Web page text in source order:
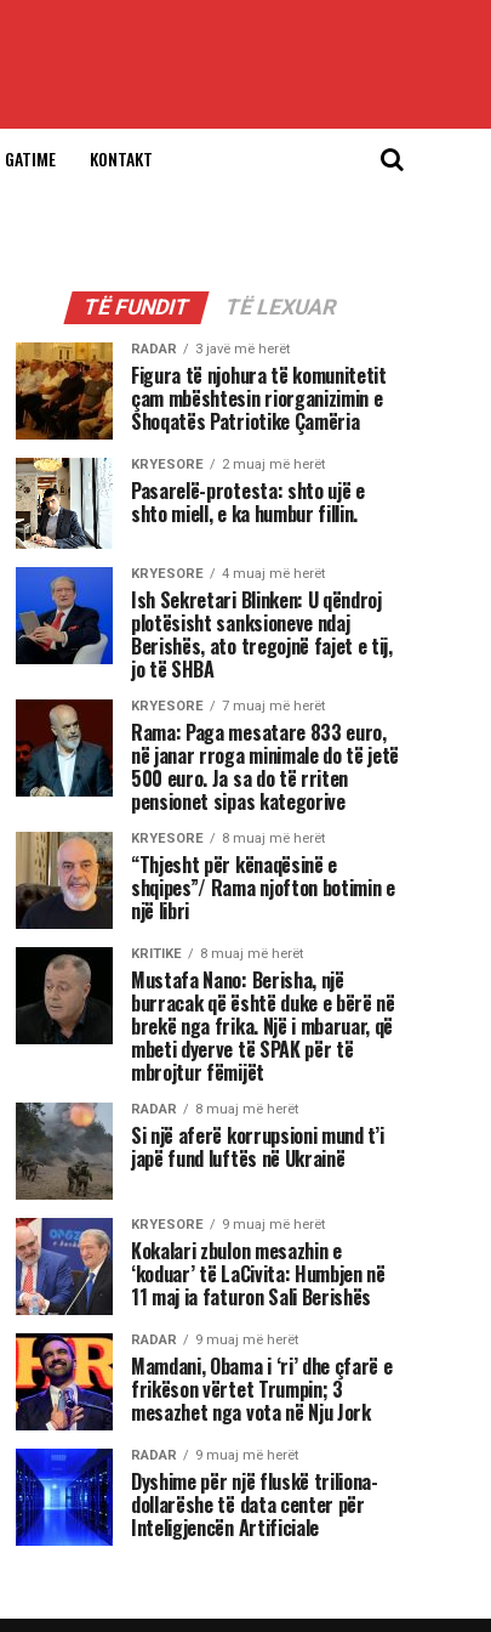
GATIME KONTAKT
TË FUNDIT TË LEXUAR
RADAR 3 javë më herët
Figura të njohura të komunitetit
çam mbështesin riorganizimin e
Shoqatës Patriotike Çamëria
KRYESORE 2 muaj më herët
Pasarelë-protesta: shto ujë e
shto miell, e ka humbur fillin.
KRYESORE 4 muaj më herët
Ish Sekretari Blinken: U qëndroj
plotësisht sanksioneve ndaj
Berishës, ato tregojnë fajet e tij,
jo të SHBA
KRYESORE 7 muaj më herët
Rama: Paga mesatare 833 euro,
në janar rroga minimale do të jetë
500 euro. Ja sa do të rriten
pensionet sipas kategorive
KRYESORE 8 muaj më herët
“Thjesht për kënaqësinë e
shqipes”/ Rama njofton botimin e
një libri
KRITIKE 8 muaj më herët
Mustafa Nano: Berisha, një
burracak që është duke e bërë në
brekë nga frika. Një i mbaruar, që
mbeti dyerve të SPAK për të
mbrojtur fëmijët
RADAR 8 muaj më herët
Si një aferë korrupsioni mund t’i
japë fund luftës në Ukrainë
KRYESORE 9 muaj më herët
Kokalari zbulon mesazhin e
‘koduar’ të LaCivita: Humbjen në
11 maj ia faturon Sali Berishës
RADAR 9 muaj më herët
Mamdani, Obama i ‘ri’ dhe çfarë e
frikëson vërtet Trumpin; 3
mesazhet nga vota në Nju Jork
RADAR 9 muaj më herët
Dyshime për një fluskë triliona-
dollarëshe të data center për
Inteligjencën Artificiale